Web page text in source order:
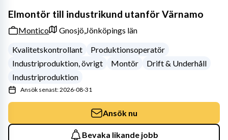
Elmontör till industrikund utanför Värnamo
Montico Gnosjö,Jönköpings län
Kvalitetskontrollant
Produktionsoperatör
Industriproduktion, övrigt
Montör
Drift & Underhåll
Industriproduktion
Ansök senast: 2026-08-31
Ansök nu
Bevaka likande jobb